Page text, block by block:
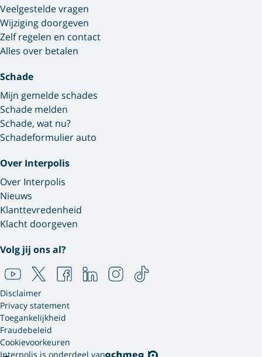
Veelgestelde vragen
Wijziging doorgeven
Zelf regelen en contact
Alles over betalen
Schade
Mijn gemelde schades
Schade melden
Schade, wat nu?
Schadeformulier auto
Over Interpolis
Over Interpolis
Nieuws
Klanttevredenheid
Klacht doorgeven
Volg jij ons al?
Disclaimer
Privacy statement
Toegankelijkheid
Fraudebeleid
Cookievoorkeuren
Interpolis is onderdeel van